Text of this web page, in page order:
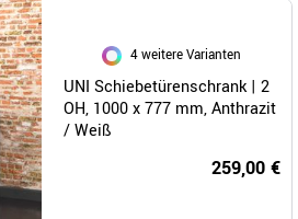
4 weitere Varianten
UNI Schiebetürenschrank | 2
OH, 1000 x 777 mm, Anthrazit
/ Weiß
259,00 €